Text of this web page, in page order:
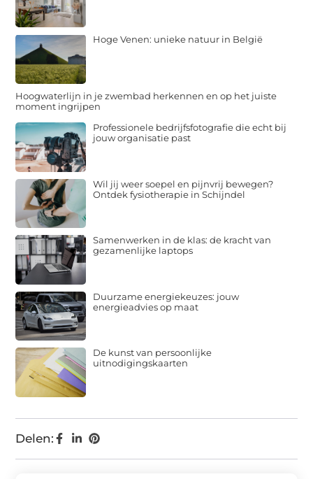
Delen:
Hoge Venen: unieke natuur in België
Hoogwaterlijn in je zwembad herkennen en op het juiste
moment ingrijpen
Professionele bedrijfsfotografie die echt bij
jouw organisatie past
Wil jij weer soepel en pijnvrij bewegen?
Ontdek fysiotherapie in Schijndel
Samenwerken in de klas: de kracht van
gezamenlijke laptops
Duurzame energiekeuzes: jouw
energieadvies op maat
De kunst van persoonlijke
uitnodigingskaarten